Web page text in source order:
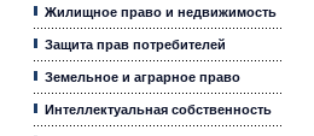
Жилищное право и недвижимость
Защита прав потребителей
Земельное и аграрное право
Интеллектуальная собственность